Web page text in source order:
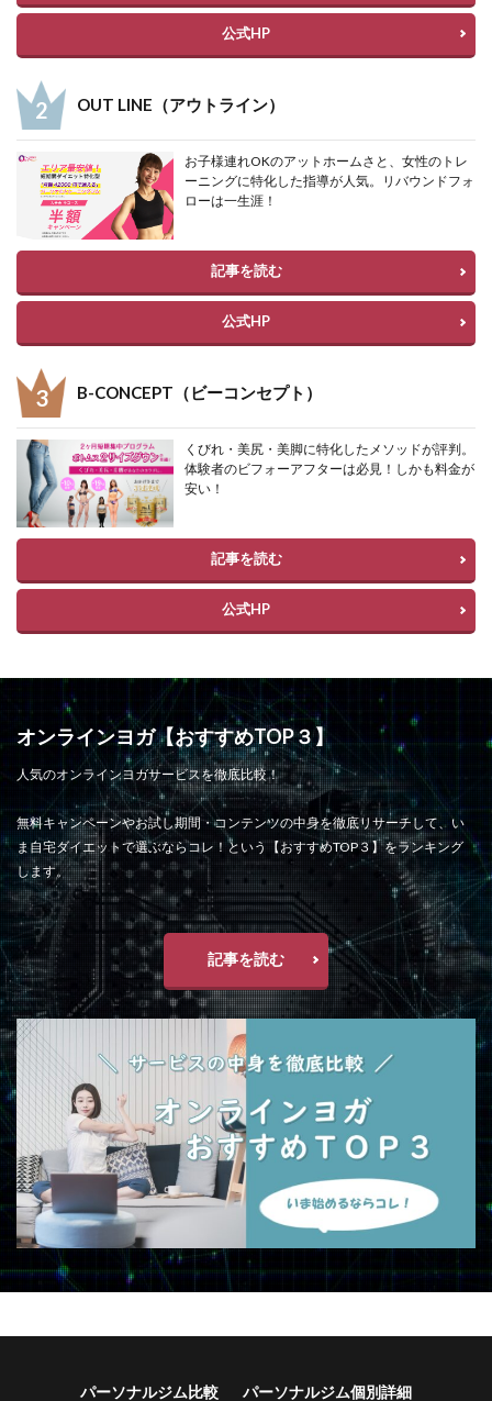
公式HP
OUT LINE（アウトライン）
お子様連れOKのアットホームさと、女性のトレ
ーニングに特化した指導が人気。リバウンドフォ
ローは一生涯！
記事を読む
公式HP
B-CONCEPT（ビーコンセプト）
くびれ・美尻・美脚に特化したメソッドが評判。
体験者のビフォーアフターは必見！しかも料金が
安い！
記事を読む
公式HP
オンラインヨガ【おすすめTOP３】
人気のオンラインヨガサービスを徹底比較！
無料キャンペーンやお試し期間・コンテンツの中身を徹底リサーチして、い
ま自宅ダイエットで選ぶならコレ！という【おすすめTOP３】をランキング
します。
記事を読む
パーソナルジム比較 パーソナルジム個別詳細